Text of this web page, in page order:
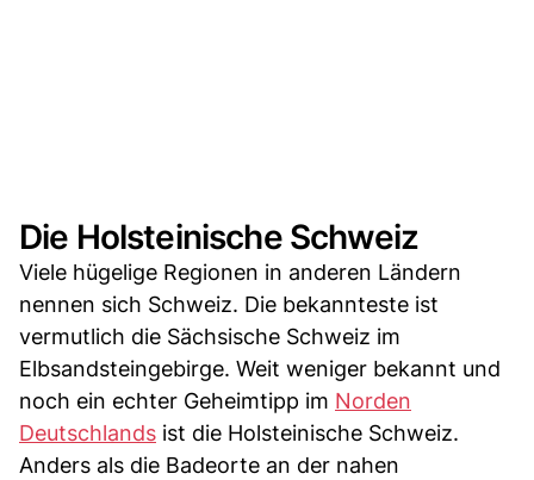
Die Holsteinische Schweiz
Viele hügelige Regionen in anderen Ländern
nennen sich Schweiz. Die bekannteste ist
vermutlich die Sächsische Schweiz im
Elbsandsteingebirge. Weit weniger bekannt und
noch ein echter Geheimtipp im Norden
Deutschlands ist die Holsteinische Schweiz.
Anders als die Badeorte an der nahen